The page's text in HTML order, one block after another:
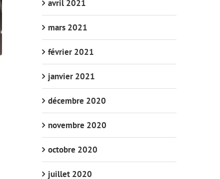
avril 2021
mars 2021
février 2021
janvier 2021
décembre 2020
novembre 2020
octobre 2020
juillet 2020